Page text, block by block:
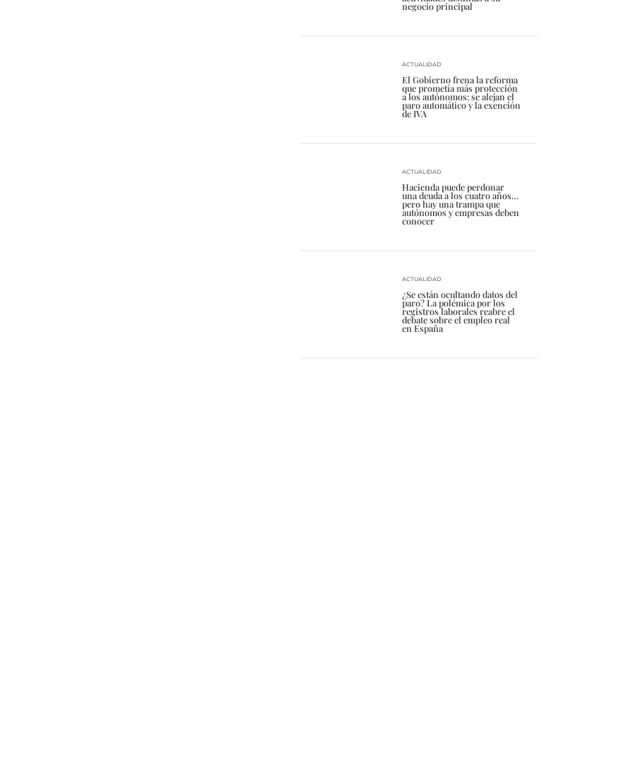
negocio principal
El Gobierno frena la reforma
que prometía más protección
a los autónomos: se alejan el
paro automático y la exención
de IVA
ACTUALIDAD
Hacienda puede perdonar
una deuda a los cuatro años…
pero hay una trampa que
autónomos y empresas deben
conocer
ACTUALIDAD
¿Se están ocultando datos del
paro? La polémica por los
registros laborales reabre el
debate sobre el empleo real
en España
ACTUALIDAD